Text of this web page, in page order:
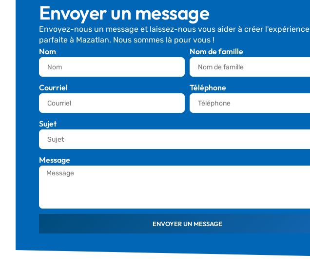
Envoyer un message
Envoyez-nous un message et laissez-nous vous aider à créer l'expérience
parfaite à Mazatlan. Nous sommes là pour vous !
Nom Nom de famille
Courriel Téléphone
Sujet
Message
ENVOYER UN MESSAGE